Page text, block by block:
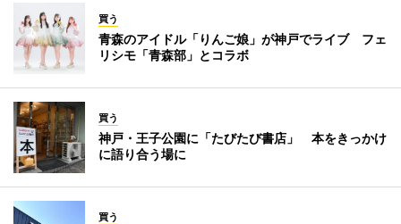
買う
青森のアイドル「りんご娘」が神戸でライブ フェ
リシモ「青森部」とコラボ
買う
神戸・王子公園に「たびたび書店」 本をきっかけ
に語り合う場に
買う